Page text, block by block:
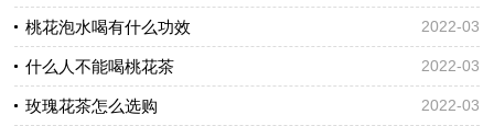
桃花泡水喝有什么功效 2022-03
什么人不能喝桃花茶 2022-03
玫瑰花茶怎么选购 2022-03